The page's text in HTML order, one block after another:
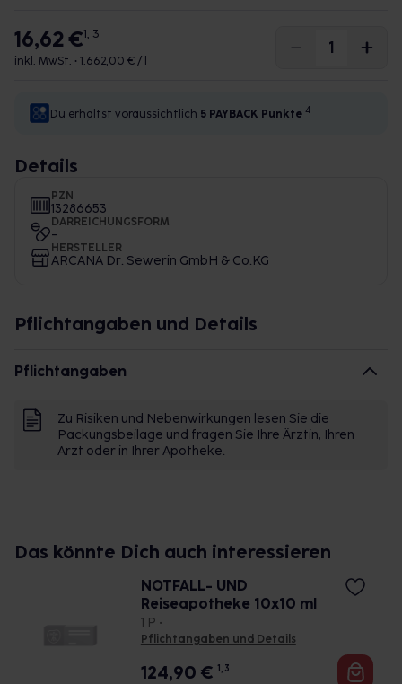
16,62 €1, 3
inkl. MwSt. • 1.662,00 € / l
Du erhältst voraussichtlich 5 PAYBACK Punkte 4
Details
PZN
13286653
DARREICHUNGSFORM
-
HERSTELLER
ARCANA Dr. Sewerin GmbH & Co.KG
Pflichtangaben und Details
Pflichtangaben
Zu Risiken und Nebenwirkungen lesen Sie die
Packungsbeilage und fragen Sie Ihre Ärztin, Ihren
Arzt oder in Ihrer Apotheke.
Das könnte Dich auch interessieren
NOTFALL- UND
Reiseapotheke 10x10 ml
1 P •
Pflichtangaben und Details
124,90 € 1, 3